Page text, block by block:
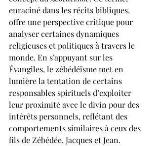
enraciné dans les récits bibliques,
offre une perspective critique pour
analyser certaines dynamiques
religieuses et politiques à travers le
monde. En s’appuyant sur les
Évangiles, le zébédéïsme met en
lumière la tentation de certains
responsables spirituels d’exploiter
leur proximité avec le divin pour des
intérêts personnels, reflétant des
comportements similaires à ceux des
fils de Zébédée, Jacques et Jean.